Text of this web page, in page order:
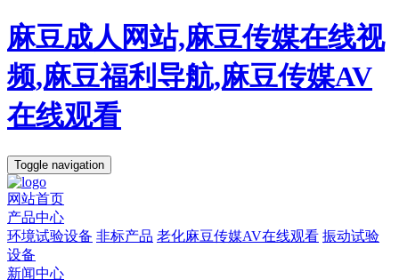
麻豆成人网站,麻豆传媒在线视
频,麻豆福利导航,麻豆传媒AV
在线观看
Toggle navigation
网站首页
产品中心
环境试验设备 非标产品 老化麻豆传媒AV在线观看 振动试验
设备
新闻中心